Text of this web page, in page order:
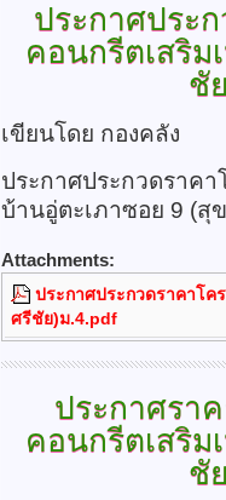
ประกาศประ
คอนกรีตเสริม
ชั
เขียนโดย กองคลัง
ประกาศประกวดราค
บ้านอู่ตะเภาซอย 9 (สุ
Attachments:
ประกาศประกวดราคาโค
ศรีชัย)ม.4.pdf
ประกาศรา
คอนกรีตเสริม
ชั